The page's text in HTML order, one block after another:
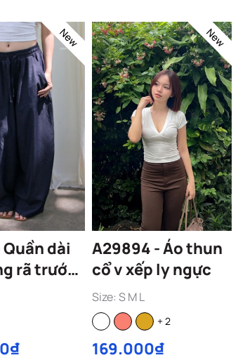
New
dài
rã trước
New
A29894 - Áo thun
cổ v xếp ly ngực
Size: S M L
+ 2
169.000₫